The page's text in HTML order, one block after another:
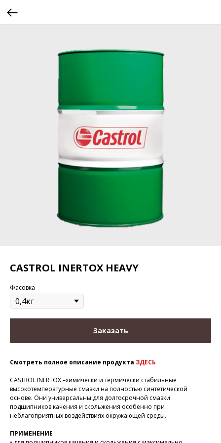
CASTROL INERTOX HEAVY
Фасовка
Заказать
Смотреть полное описание продукта ЗДЕСЬ
CASTROL INERTOX –химически и термически стабильные
высокотемпературные смазки на полностью синтетической
основе. Они универсальны для долгосрочной смазки
подшипников качения и скольжения особенно при
неблагоприятных воздействиях окружающей среды.
ПРИМЕНЕНИЕ